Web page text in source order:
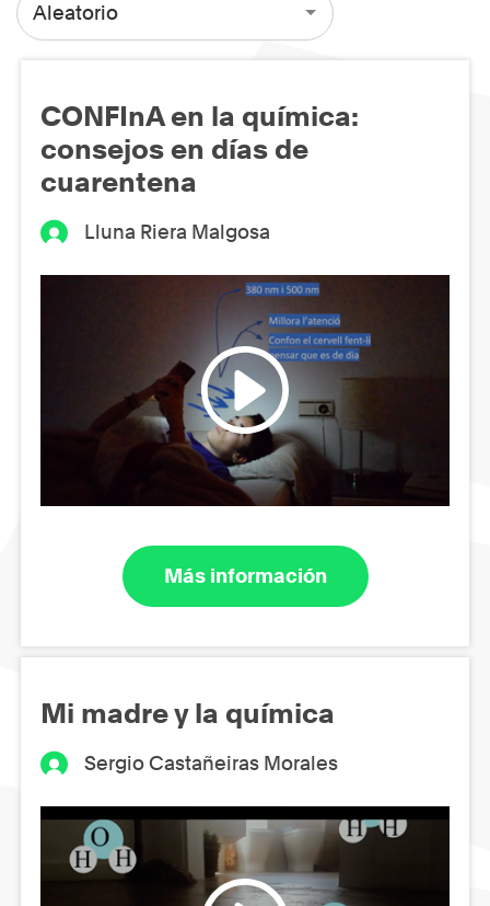
Aleatorio
CONFInA en la química:
consejos en días de
cuarentena
Lluna Riera Malgosa
Más información
Mi madre y la química
Sergio Castañeiras Morales